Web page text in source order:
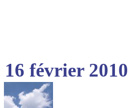
16 février 2010